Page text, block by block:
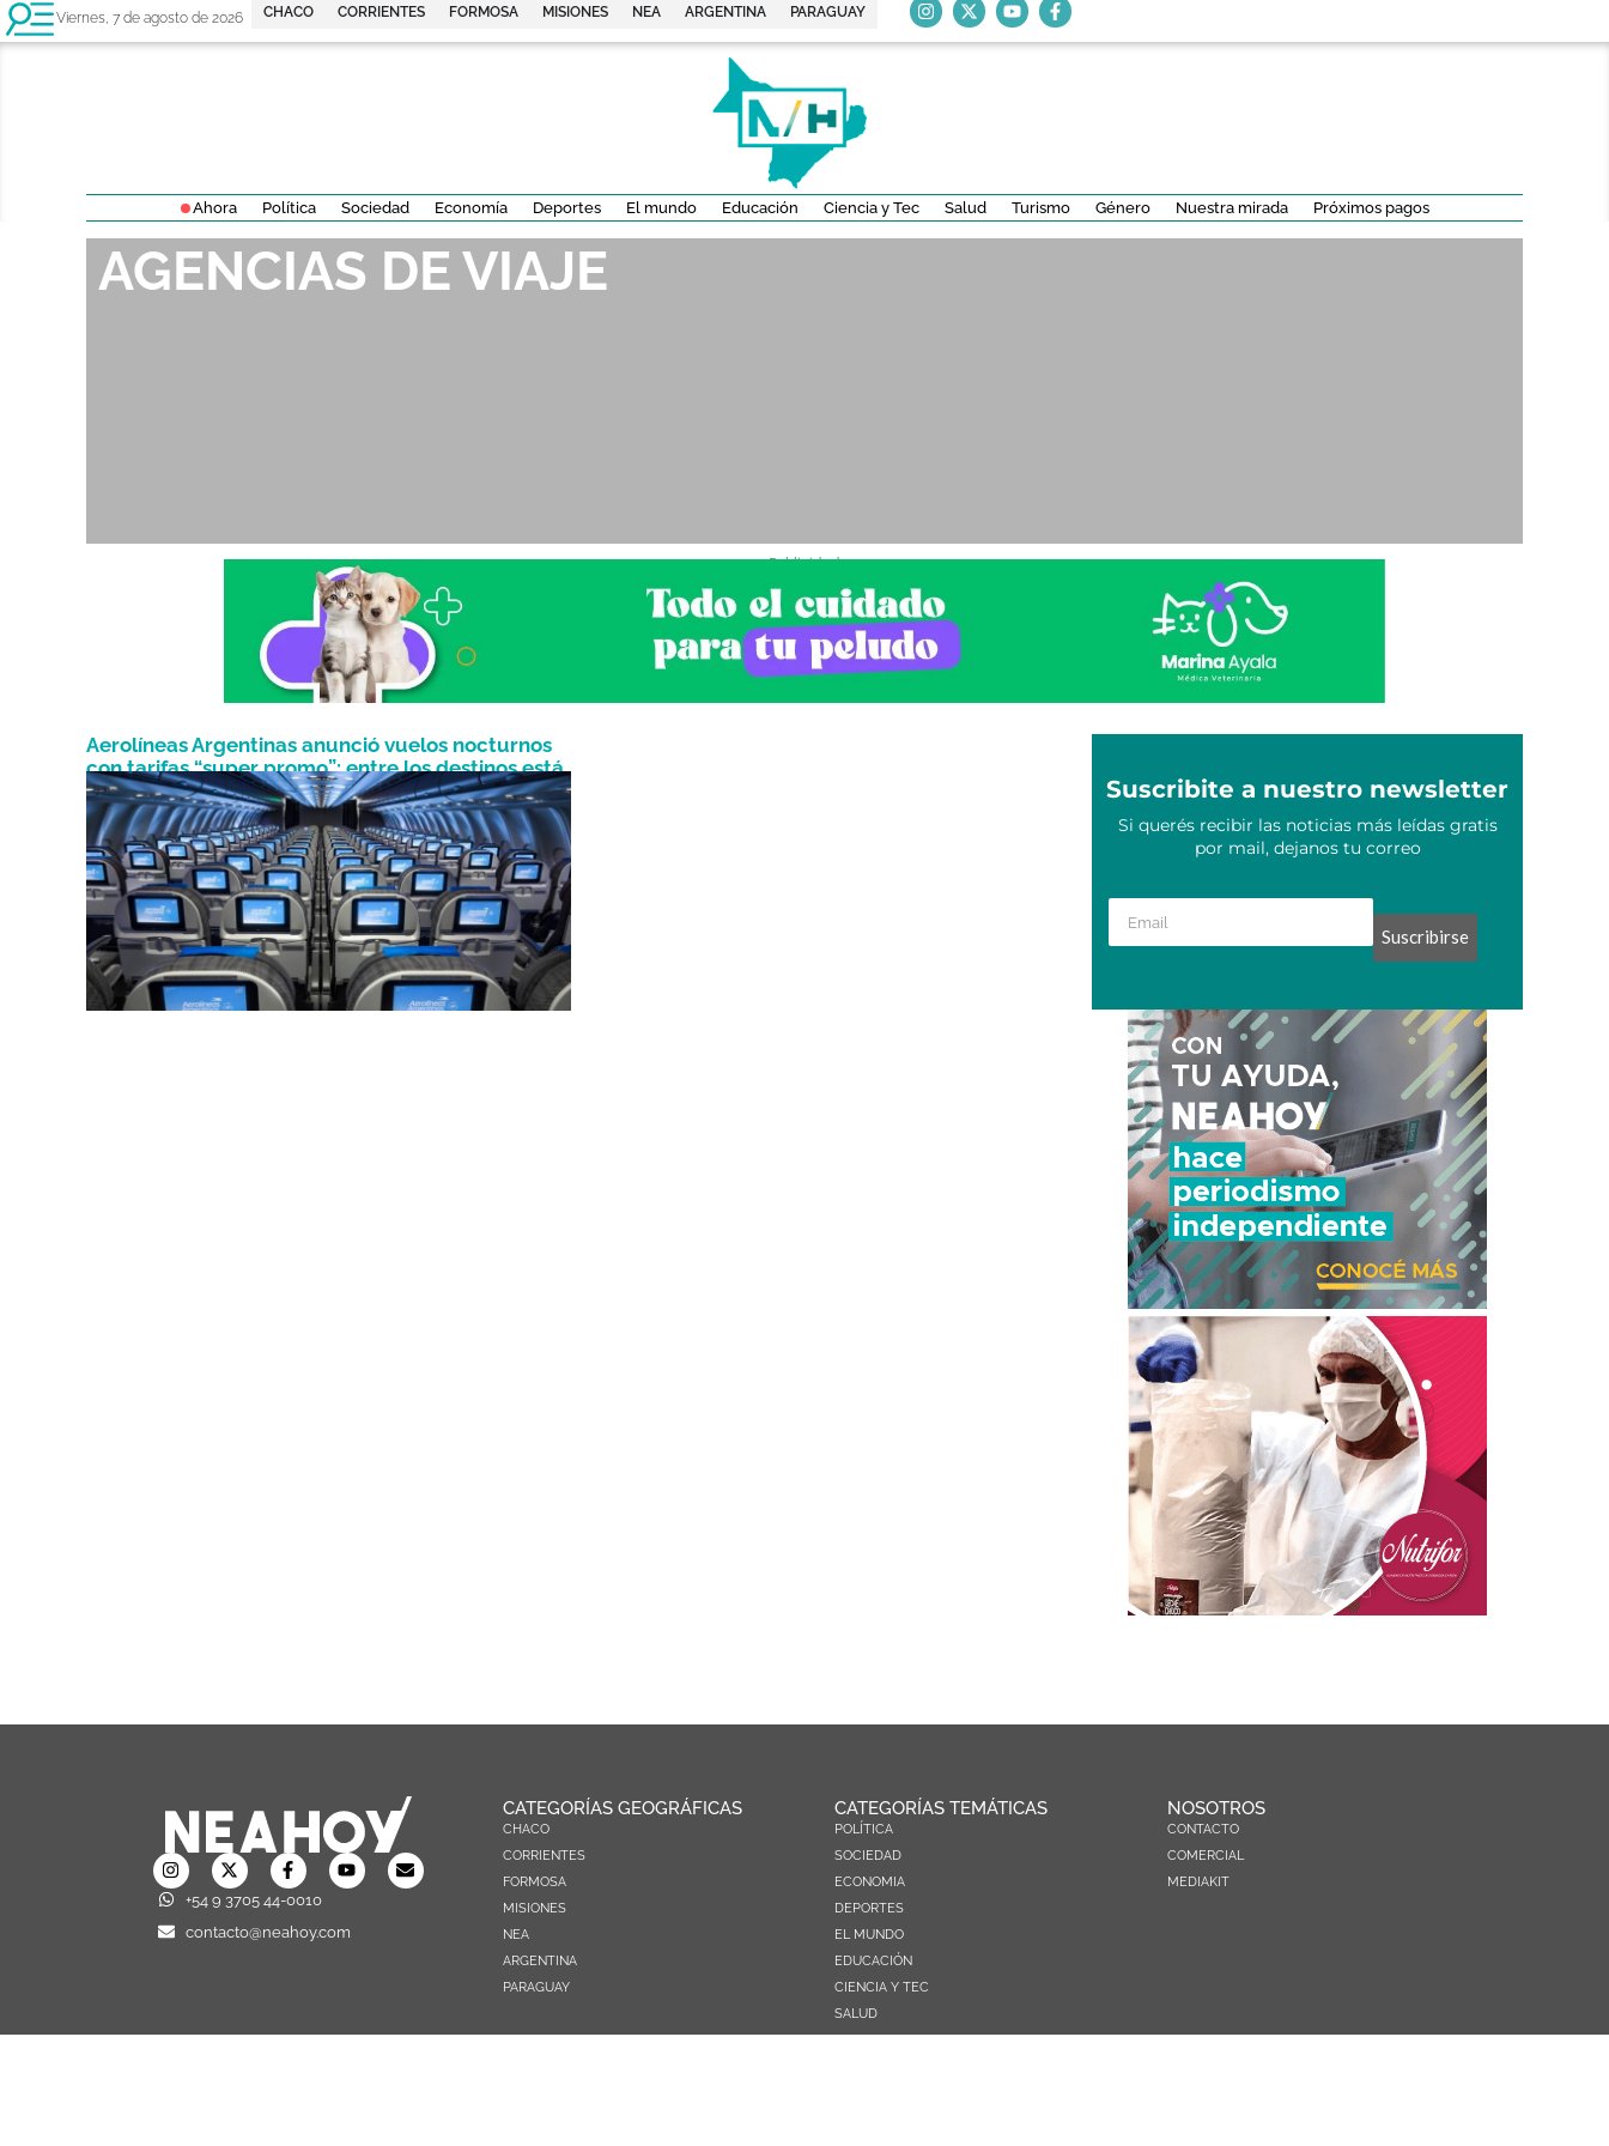
Viernes, 7 de agosto de 2026 CHACO CORRIENTES FORMOSA MISIONES NEA ARGENTINA PARAGUAY
Ahora Política Sociedad Economía Deportes El mundo Educación Ciencia y Tec Salud Turismo Género Nuestra mirada Próximos pagos
AGENCIAS DE VIAJE
- Publicidad -
Aerolíneas Argentinas anunció vuelos nocturnos
con tarifas “super promo”: entre los destinos está
Misiones
Septiembre 3, 2024 Suscribite a nuestro newsletter
Si querés recibir las noticias más leídas gratis
por mail, dejanos tu correo
Suscribirse
+54 9 3705 44-0010
contacto@neahoy.com
CATEGORÍAS GEOGRÁFICAS
CHACO
CORRIENTES
FORMOSA
MISIONES
NEA
ARGENTINA
PARAGUAY
CATEGORÍAS TEMÁTICAS
POLÍTICA
SOCIEDAD
ECONOMIA
DEPORTES
EL MUNDO
EDUCACIÓN
CIENCIA Y TEC
SALUD
TURISMO
NOSOTROS
CONTACTO
COMERCIAL
MEDIAKIT